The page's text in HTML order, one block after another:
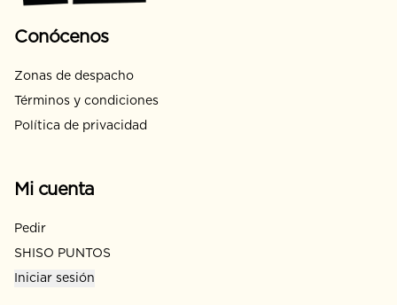
Conócenos
Zonas de despacho
Términos y condiciones
Política de privacidad
Mi cuenta
Pedir
SHISO PUNTOS
Iniciar sesión